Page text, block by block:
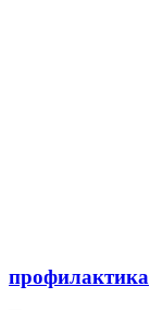
профилактика